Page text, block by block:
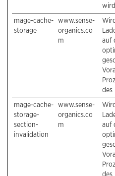
mage-cache-
storage
www.sense-
organics.co
m
auf
des
mage-cache-
storage-
section-
invalidation
www.sense-
organics.co
m
auf
des